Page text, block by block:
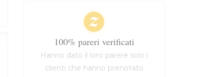
100% pareri verificati
Hanno dato il loro parere solo i
clienti che hanno prenotato